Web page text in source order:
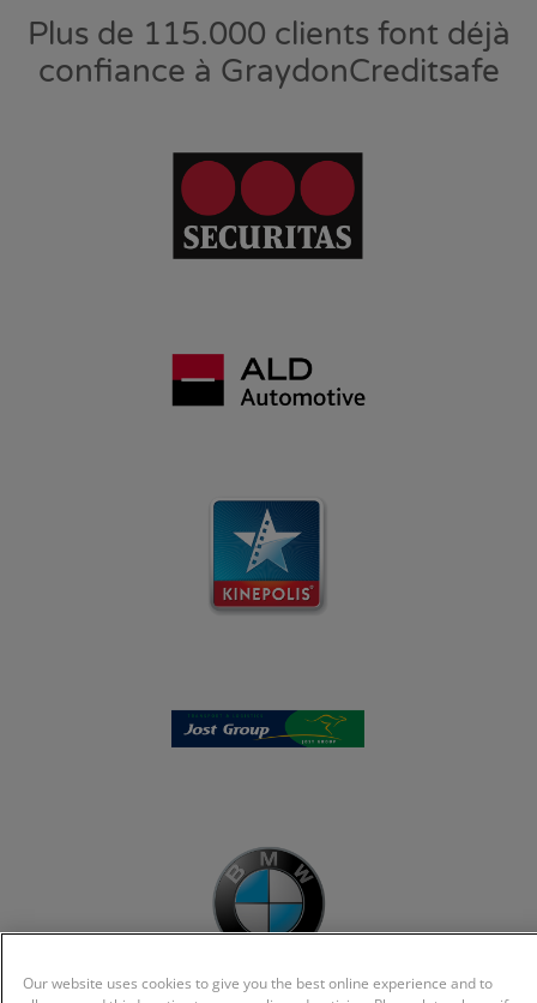
Plus de 115.000 clients font déjà
confiance à GraydonCreditsafe
Our website uses cookies to give you the best online experience and to